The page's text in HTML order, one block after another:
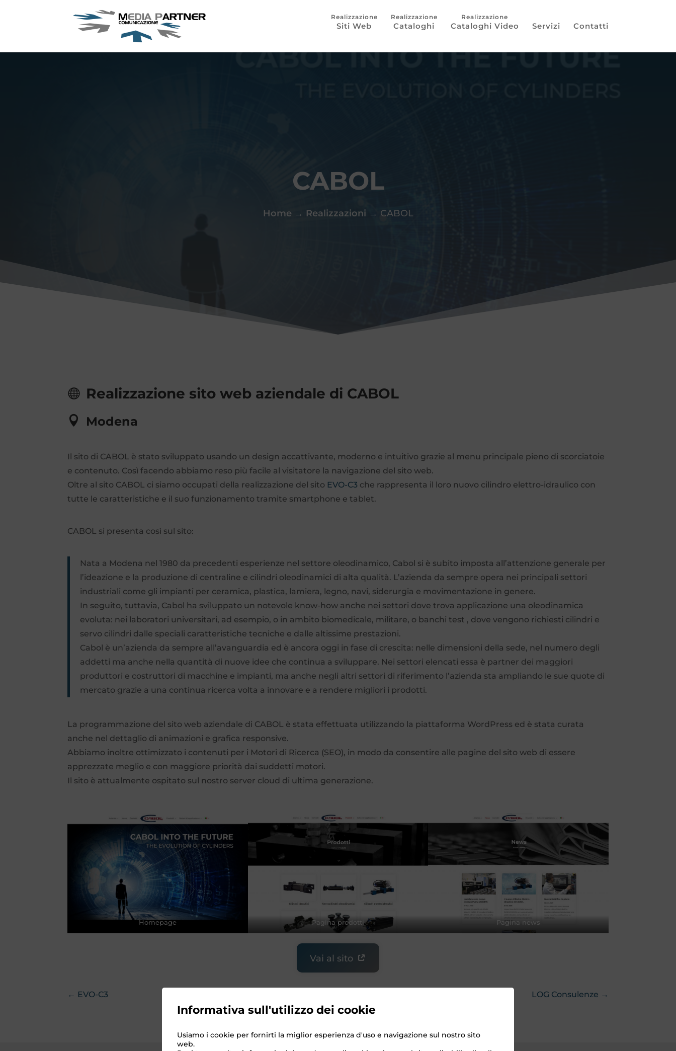
Siti Web Cataloghi Cataloghi Video Servizi Contatti
CABOL
Home → Realizzazioni → CABOL
Realizzazione sito web aziendale di CABOL
Modena
Il sito di CABOL è stato sviluppato usando un design accattivante, moderno e intuitivo grazie al menu principale pieno di scorciatoie
e contenuto. Così facendo abbiamo reso più facile al visitatore la navigazione del sito web.
Oltre al sito CABOL ci siamo occupati della realizzazione del sito EVO-C3 che rappresenta il loro nuovo cilindro elettro-idraulico con
tutte le caratteristiche e il suo funzionamento tramite smartphone e tablet.
CABOL si presenta così sul sito:
Nata a Modena nel 1980 da precedenti esperienze nel settore oleodinamico, Cabol si è subito imposta all’attenzione generale per
l’ideazione e la produzione di centraline e cilindri oleodinamici di alta qualità. L’azienda da sempre opera nei principali settori
industriali come gli impianti per ceramica, plastica, lamiera, legno, navi, siderurgia e movimentazione in genere.
In seguito, tuttavia, Cabol ha sviluppato un notevole know-how anche nei settori dove trova applicazione una oleodinamica
evoluta: nei laboratori universitari, ad esempio, o in ambito biomedicale, militare, o banchi test , dove vengono richiesti cilindri e
servo cilindri dalle speciali caratteristiche tecniche e dalle altissime prestazioni.
Cabol è un’azienda da sempre all’avanguardia ed è ancora oggi in fase di crescita: nelle dimensioni della sede, nel numero degli
addetti ma anche nella quantità di nuove idee che continua a sviluppare. Nei settori elencati essa è partner dei maggiori
produttori e costruttori di macchine e impianti, ma anche negli altri settori di riferimento l’azienda sta ampliando le sue quote di
mercato grazie a una continua ricerca volta a innovare e a rendere migliori i prodotti.
La programmazione del sito web aziendale di CABOL è stata effettuata utilizzando la piattaforma WordPress ed è stata curata
anche nel dettaglio di animazioni e grafica responsive.
Abbiamo inoltre ottimizzato i contenuti per i Motori di Ricerca (SEO), in modo da consentire alle pagine del sito web di essere
apprezzate meglio e con maggiore priorità dai suddetti motori.
Il sito è attualmente ospitato sul nostro server cloud di ultima generazione.
Homepage Pagina prodotti Pagina news
Vai al sito
LOG Consulenze →
← EVO-C3
Informativa sull'utilizzo dei cookie
Usiamo i cookie per fornirti la miglior esperienza d'uso e navigazione sul nostro sito
web.